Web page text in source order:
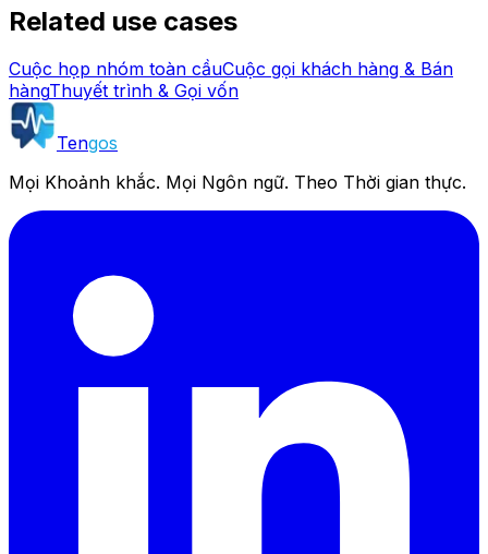
Related use cases
Cuộc họp nhóm toàn cầuCuộc gọi khách hàng & Bán
hàngThuyết trình & Gọi vốn
Tengos
Mọi Khoảnh khắc. Mọi Ngôn ngữ. Theo Thời gian thực.